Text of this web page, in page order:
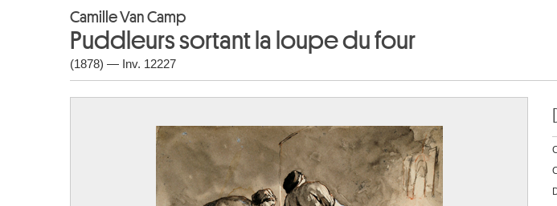
Camille Van Camp
Puddleurs sortant la loupe du four
(1878) — Inv. 12227